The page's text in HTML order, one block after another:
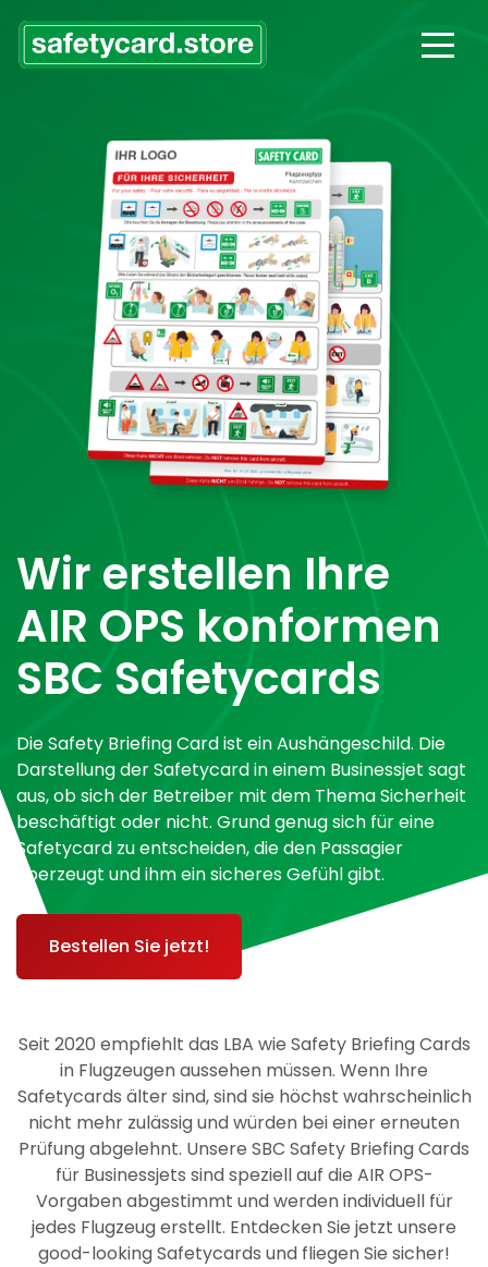
Wir erstellen Ihre
AIR OPS konformen
SBC Safetycards
Die Safety Briefing Card ist ein Aushängeschild. Die
Darstellung der Safetycard in einem Businessjet sagt
aus, ob sich der Betreiber mit dem Thema Sicherheit
beschäftigt oder nicht. Grund genug sich für eine
Safetycard zu entscheiden, die den Passagier
überzeugt und ihm ein sicheres Gefühl gibt.
Bestellen Sie jetzt!
Seit 2020 empfiehlt das LBA wie Safety Briefing Cards
in Flugzeugen aussehen müssen. Wenn Ihre
Safetycards älter sind, sind sie höchst wahrscheinlich
nicht mehr zulässig und würden bei einer erneuten
Prüfung abgelehnt. Unsere SBC Safety Briefing Cards
für Businessjets sind speziell auf die AIR OPS-
Vorgaben abgestimmt und werden individuell für
jedes Flugzeug erstellt. Entdecken Sie jetzt unsere
good-looking Safetycards und fliegen Sie sicher!